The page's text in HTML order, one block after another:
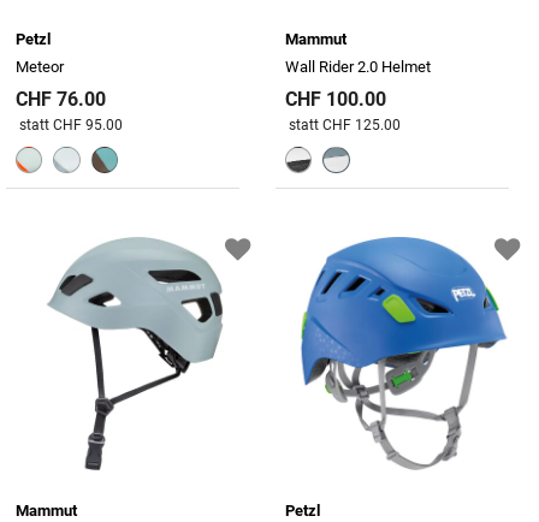
Petzl
Meteor
CHF 76.00
Preis reduziert von
statt CHF 95.00
Mammut
Wall Rider 2.0 Helmet
CHF 100.00
Preis reduziert von
statt CHF 125.00
Mammut
Petzl